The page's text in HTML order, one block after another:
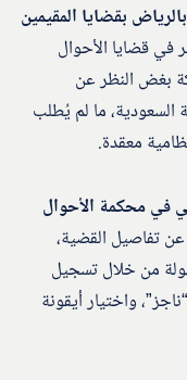
بقضايا المقيمين
في قضايا الأحوال
بغض النظر عن
السعودية، ما لم يُطلب
معقدة.
في محكمة الأحوال
تفاصيل القضية،
من خلال تسجيل
واختيار أيقونة